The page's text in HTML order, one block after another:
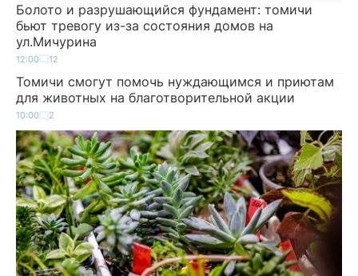
Болото и разрушающийся фундамент: томичи
бьют тревогу из-за состояния домов на
ул.Мичурина
12:00 12
Томичи смогут помочь нуждающимся и приютам
для животных на благотворительной акции
10:00 2